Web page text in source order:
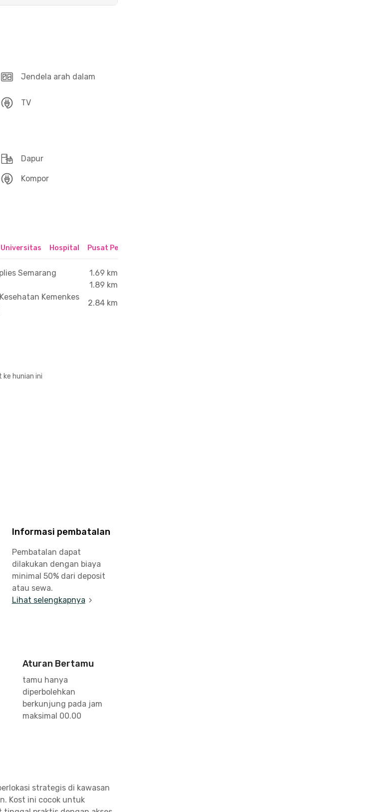
Jendela arah dalam
TV
Dapur
Kompor
Universitas Hospital Pusat Perbelanjaan & Hiburan
Semarang
1.69 km
1.89 km
Kemenkes
2.84 km
hunian ini
Informasi pembatalan
Pembatalan dapat
dilakukan dengan biaya
minimal 50% dari deposit
atau sewa.
Lihat selengkapnya
Aturan Bertamu
tamu hanya
diperbolehkan
berkunjung pada jam
maksimal 00.00
strategis di kawasan
Kost ini cocok untuk